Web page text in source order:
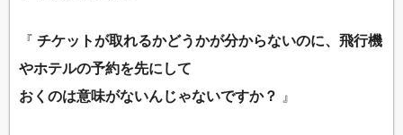
『 チケットが取れるかどうかが分からないのに、飛行機
やホテルの予約を先にして
おくのは意味がないんじゃないですか？
』